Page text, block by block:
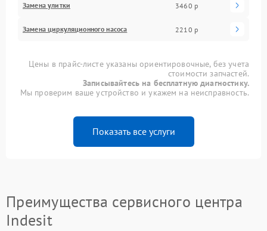
Замена улитки 3460 р
Замена циркуляционного насоса 2210 р
Цены в прайс-листе указаны ориентировочные, без учета
стоимости запчастей.
Записывайтесь на бесплатную диагностику.
Мы проверим ваше устройство и укажем на неисправность.
Показать все услуги
Преимущества сервисного центра
Indesit